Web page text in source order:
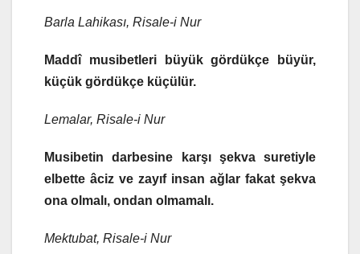
Barla Lahikası, Risale-i Nur
Maddî musibetleri büyük gördükçe büyür,
küçük gördükçe küçülür.
Lemalar, Risale-i Nur
Musibetin darbesine karşı şekva suretiyle
elbette âciz ve zayıf insan ağlar fakat şekva
ona olmalı, ondan olmamalı.
Mektubat, Risale-i Nur